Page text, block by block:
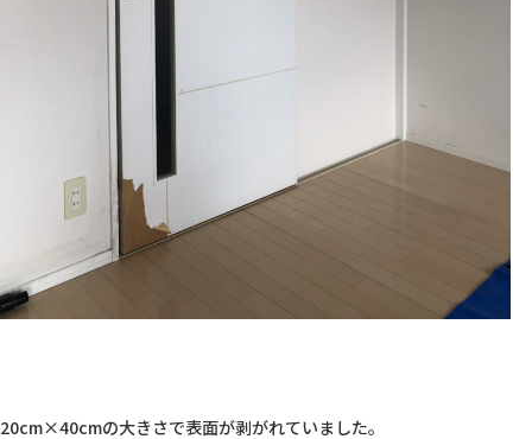
20cm×40cmの大きさで表面が剥がれていました。